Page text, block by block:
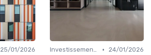
25/01/2026
Investissements Immobiliers Stratégiques •
24/01/2026